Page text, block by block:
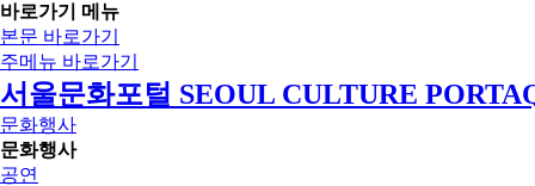
바로가기 메뉴
본문 바로가기
주메뉴 바로가기
서울문화포털 SEOUL CULTURE
문화행사
문화행사
공연